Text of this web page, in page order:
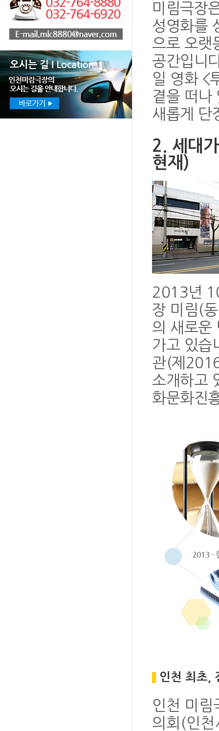
미림극장
성영화를
으로 오랫
공간입니
일 영화 <
곁을 떠
새롭게 단
2. 세대
현재)
2013년
장 미림(
의 새로운
가고 있습
관(제
소개하고
화문화진
인천 최초,
인천 미림
의회(인천